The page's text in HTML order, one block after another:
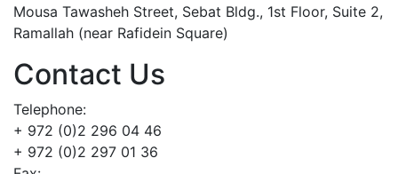
Mousa Tawasheh Street, Sebat Bldg., 1st Floor, Suite 2,
Ramallah (near Rafidein Square)
Contact Us
Telephone:
+ 972 (0)2 296 04 46
+ 972 (0)2 297 01 36